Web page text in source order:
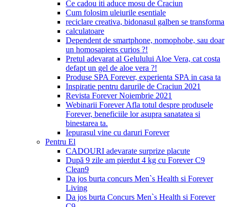
Ce cadou iti aduce mosu de Craciun
Cum folosim uleiurile esentiale
reciclare creativa, bidonasul galben se transforma
calculatoare
Dependent de smartphone, nomophobe, sau doar
un homosapiens curios ?!
Pretul adevarat al Gelulului Aloe Vera, cat costa
defapt un gel de aloe vera ?!
Produse SPA Forever, experienta SPA in casa ta
Inspiratie pentru darurile de Craciun 2021
Revista Forever Noiembrie 2021
Webinarii Forever Afla totul despre produsele
Forever, beneficiile lor asupra sanatatea si
binestarea ta.
Iepurasul vine cu daruri Forever
Pentru El
CADOURI adevarate surprize placute
După 9 zile am pierdut 4 kg cu Forever C9
Clean9
Da jos burta concurs Men`s Health si Forever
Living
Da jos burta Concurs Men`s Health si Forever